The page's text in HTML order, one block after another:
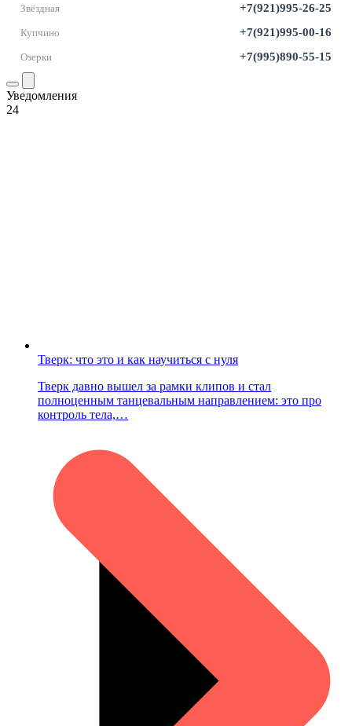
Звёздная +7(921)995-26-25
Купчино +7(921)995-00-16
Озерки +7(995)890-55-15
Уведомления
24
Тверк: что это и как научиться с нуля
Тверк давно вышел за рамки клипов и стал
полноценным танцевальным направлением: это про
контроль тела,…